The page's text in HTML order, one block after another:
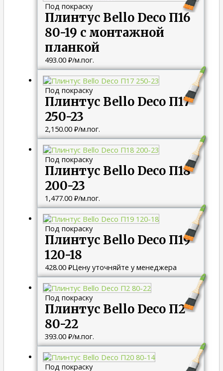
Под покраску
Плинтус Bello Deco П16
80-19 с монтажной
планкой
493.00 ₽/м.пог.
Под покраску
Плинтус Bello Deco П17
250-23
2,150.00 ₽/м.пог.
Под покраску
Плинтус Bello Deco П18
200-23
1,477.00 ₽/м.пог.
Под покраску
Плинтус Bello Deco П19
120-18
428.00 ₽Цену уточняйте у менеджера
Под покраску
Плинтус Bello Deco П2
80-22
393.00 ₽/м.пог.
Под покраску